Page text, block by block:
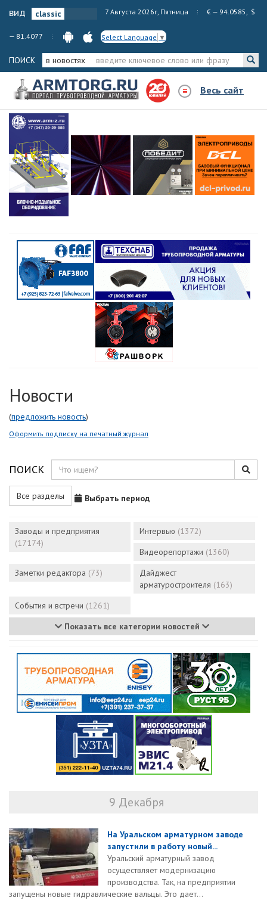
вид 7 Августа 2026г, Пятница € — 94.0585, $
— 81.4077 Select Language ▼
ПОИСК в новостях
Весь сайт
Новости
(предложить новость)
Оформить подписку на печатный журнал
ПОИСК
Все разделы Выбрать период
Заводы и предприятия
(17174)
Интервью (1372)
Видеорепортажи (1360)
Заметки редактора (73)
Дайджест
арматуростроителя (163)
События и встречи (1261)
Показать все категории новостей
9 Декабря
На Уральском арматурном заводе
запустили в работу новый...
Уральский арматурный завод
осуществляет модернизацию
производства. Так, на предприятии
запущены новые гидравлические вальцы. Это дает...